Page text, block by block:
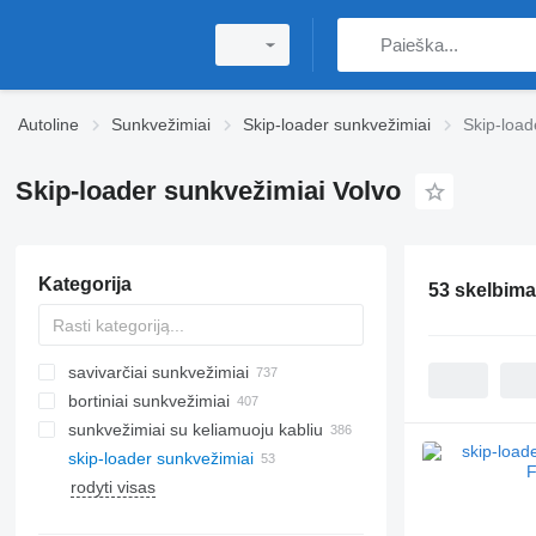
Autoline Sunkvežimiai Skip-loader sunkvežimiai Skip-
Skip-loader sunkvežimiai Volvo
Kategorija
savivarčiai sunkvežimiai
bortiniai sunkvežimiai
sunkvežimiai su keliamuoju kabliu
skip-loader sunkvežimiai
rodyti visas
53